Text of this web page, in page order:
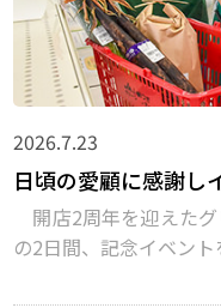
2026.7.23
日頃の愛顧に感謝し
開店2周年を迎えた
の2日間、記念イベント